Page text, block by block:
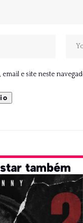
e site neste
também